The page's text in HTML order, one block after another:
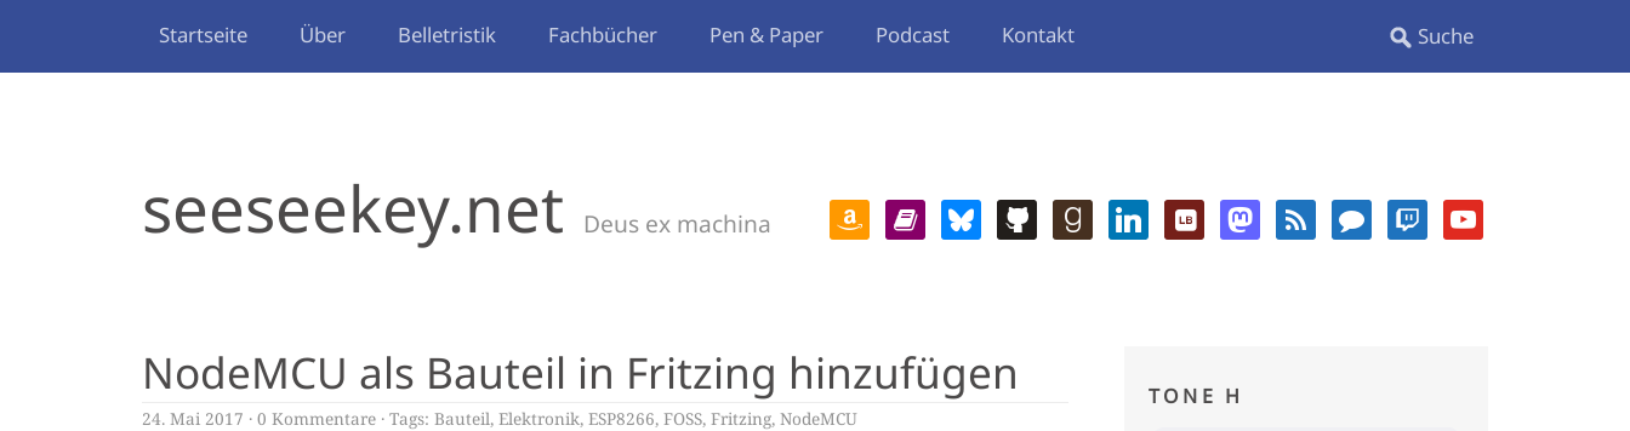
Startseite Über Belletristik Fachbücher Pen & Paper Podcast Kontakt
seeseekey.net Deus ex machina
NodeMCU als Bauteil in Fritzing hinzufügen
24. Mai 2017 0 Kommentare Tags: Bauteil, Elektronik, ESP8266, FOSS, Fritzing, NodeMCU
TONE H